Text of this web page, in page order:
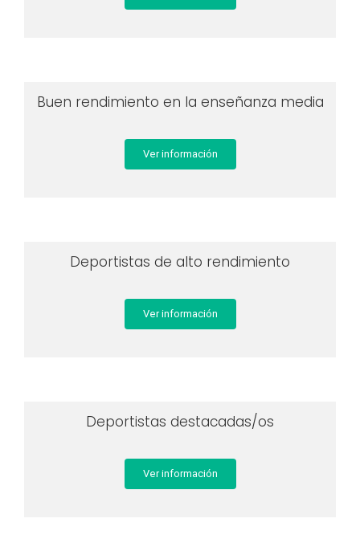
Buen rendimiento en la enseñanza media
Ver información
Deportistas de alto rendimiento
Ver información
Deportistas destacadas/os
Ver información